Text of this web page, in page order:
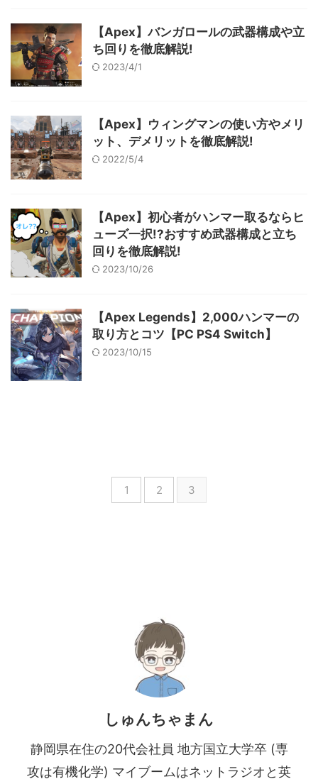
【Apex】バンガロールの武器構成や立
ち回りを徹底解説!
2023/4/1
【Apex】ウィングマンの使い方やメリ
ット、デメリットを徹底解説!
2022/5/4
【Apex】初心者がハンマー取るならヒ
ューズ一択!?おすすめ武器構成と立ち
回りを徹底解説!
2023/10/26
【Apex Legends】2,000ハンマーの
取り方とコツ【PC PS4 Switch】
2023/10/15
1 2 3
しゅんちゃまん
静岡県在住の20代会社員 地方国立大学卒 (専
攻は有機化学) マイブームはネットラジオと英